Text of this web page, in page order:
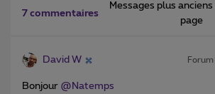
7 commentaires
Messages plus
page
David W
Bonjour @Natemps